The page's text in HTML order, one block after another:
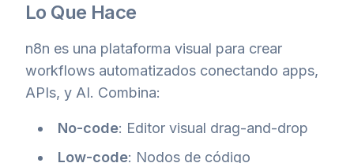
Lo Que Hace
n8n es una plataforma visual para crear
workflows automatizados conectando apps,
APIs, y AI. Combina:
No-code: Editor visual drag-and-drop
Low-code: Nodos de código